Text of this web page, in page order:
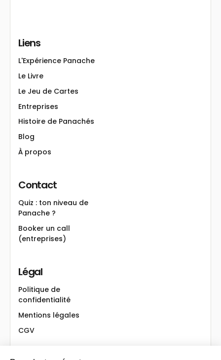
Liens
L'Expérience Panache
Le Livre
Le Jeu de Cartes
Entreprises
Histoire de Panachés
Blog
À propos
Contact
Quiz : ton niveau de
Panache ?
Booker un call
(entreprises)
Légal
Politique de
confidentialité
Mentions légales
CGV